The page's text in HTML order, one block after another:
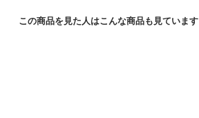
この商品を見た人はこんな商品も見ています